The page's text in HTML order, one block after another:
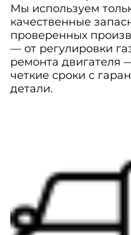
Мы используем
качественные
проверенных
— от регулировки
ремонта двигателя
четкие сроки с
детали.